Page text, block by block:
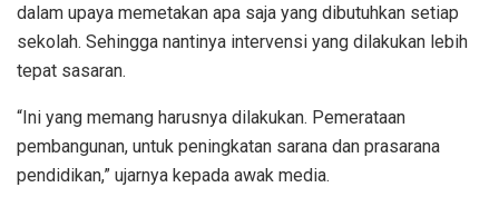
dalam upaya memetakan apa saja yang dibutuhkan setiap
sekolah. Sehingga nantinya intervensi yang dilakukan lebih
tepat sasaran.
“Ini yang memang harusnya dilakukan. Pemerataan
pembangunan, untuk peningkatan sarana dan prasarana
pendidikan,” ujarnya kepada awak media.